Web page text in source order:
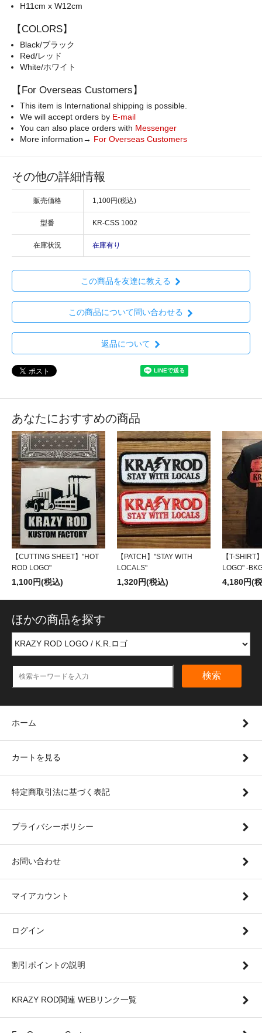
H11cm x W12cm
【COLORS】
Black/ブラック
Red/レッド
White/ホワイト
【For Overseas Customers】
This item is International shipping is possible.
We will accept orders by E-mail
You can also place orders with Messenger
More information→ For Overseas Customers
その他の詳細情報
販売価格 1,100円(税込)
型番 KR-CSS 1002
在庫状況 在庫有り
この商品を友達に教える
この商品について問い合わせる
返品について
あなたにおすすめの商品
【CUTTING SHEET】"HOT
ROD LOGO"
1,100円(税込)
【PATCH】"STAY WITH
LOCALS"
1,320円(税込)
【T-SHIRT
LOGO" -
4,180円(
ほかの商品を探す
検索
ホーム
カートを見る
特定商取引法に基づく表記
プライバシーポリシー
お問い合わせ
マイアカウント
ログイン
割引ポイントの説明
KRAZY ROD関連 WEBリンク一覧